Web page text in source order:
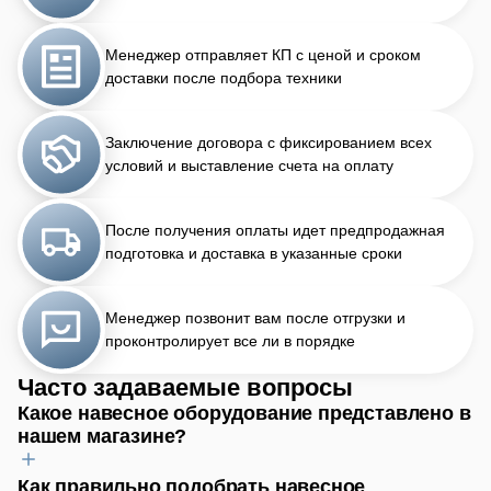
Менеджер отправляет КП с ценой и сроком
доставки после подбора техники
Заключение договора с фиксированием всех
условий и выставление счета на оплату
После получения оплаты идет предпродажная
подготовка и доставка в указанные сроки
Менеджер позвонит вам после отгрузки и
проконтролирует все ли в порядке
Часто задаваемые вопросы
Какое навесное оборудование представлено в
нашем магазине?
Для обработки почвы найдёте плуги, бороны, культиваторы.
Как правильно подобрать навесное